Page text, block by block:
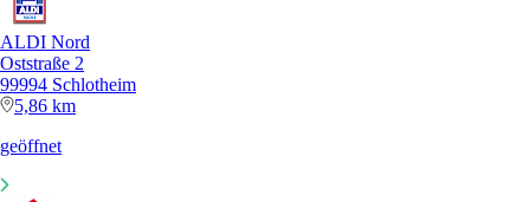
ALDI Nord
Oststraße 2
99994 Schlotheim
5,86 km
geöffnet